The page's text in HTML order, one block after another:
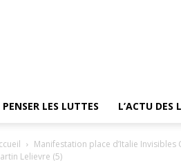
PENSER LES LUTTES L’ACTU DES
Manifestation place d’Italie Invisibles
Lelievre (5)